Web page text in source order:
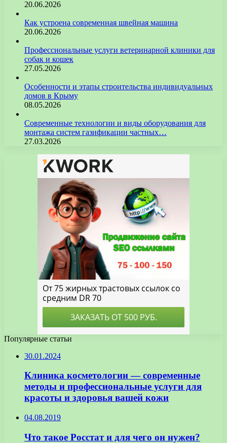
20.06.2026
Как устроена современная швейная машина
20.06.2026
Профессиональные услуги ветеринарной клиники для
собак и кошек
27.05.2026
Особенности и этапы строительства индивидуальных
домов в Крыму
08.05.2026
Современные технологии и виды оборудования для
монтажа систем газификации частных…
27.03.2026
Популярные статьи
30.01.2024
Клиника косметологии — современные
методы и профессиональные услуги для
красоты и здоровья вашей кожи
04.08.2019
Что такое Росстат и для чего он нужен?